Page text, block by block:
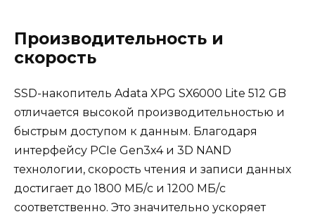
Производительность и
скорость
SSD-накопитель Adata XPG SX6000 Lite 512 GB
отличается высокой производительностью и
быстрым доступом к данным. Благодаря
интерфейсу PCIe Gen3x4 и 3D NAND
технологии, скорость чтения и записи данных
достигает до 1800 МБ/с и 1200 МБ/с
соответственно. Это значительно ускоряет